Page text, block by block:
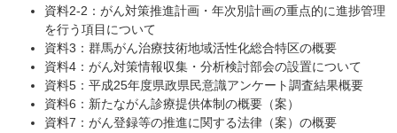
資料2-2：がん対策推進計画・年次別計画の重点的に進捗管理
を行う項目について
資料3：群馬がん治療技術地域活性化総合特区の概要
資料4：がん対策情報収集・分析検討部会の設置について
資料5：平成25年度県政県民意識アンケート調査結果概要
資料6：新たながん診療提供体制の概要（案）
資料7：がん登録等の推進に関する法律（案）の概要